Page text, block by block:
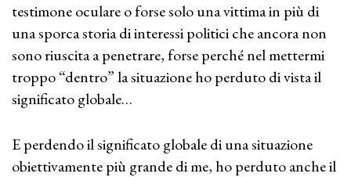
testimone oculare o forse solo una vittima in più di
una sporca storia di interessi politici che ancora non
sono riuscita a penetrare, forse perché nel mettermi
troppo “dentro” la situazione ho perduto di vista il
significato globale…
E perdendo il significato globale di una situazione
obiettivamente più grande di me, ho perduto anche il